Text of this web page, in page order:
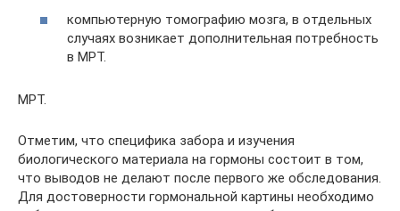
компьютерную томографию мозга, в отдельных
случаях возникает дополнительная потребность
в МРТ.
МРТ.
Отметим, что специфика забора и изучения
биологического материала на гормоны состоит в том,
что выводов не делают после первого же обследования.
Для достоверности гормональной картины необходимо